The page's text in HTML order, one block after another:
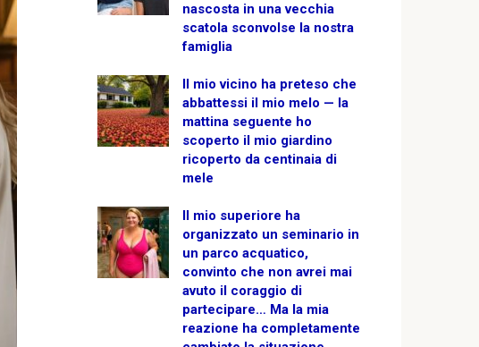
nascosta in una vecchia
scatola sconvolse la nostra
famiglia
Il mio vicino ha preteso che
abbattessi il mio melo — la
mattina seguente ho
scoperto il mio giardino
ricoperto da centinaia di
mele
Il mio superiore ha
organizzato un seminario in
un parco acquatico,
convinto che non avrei mai
avuto il coraggio di
partecipare… Ma la mia
reazione ha completamente